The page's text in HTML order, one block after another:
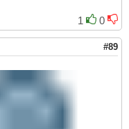
1
0
#89